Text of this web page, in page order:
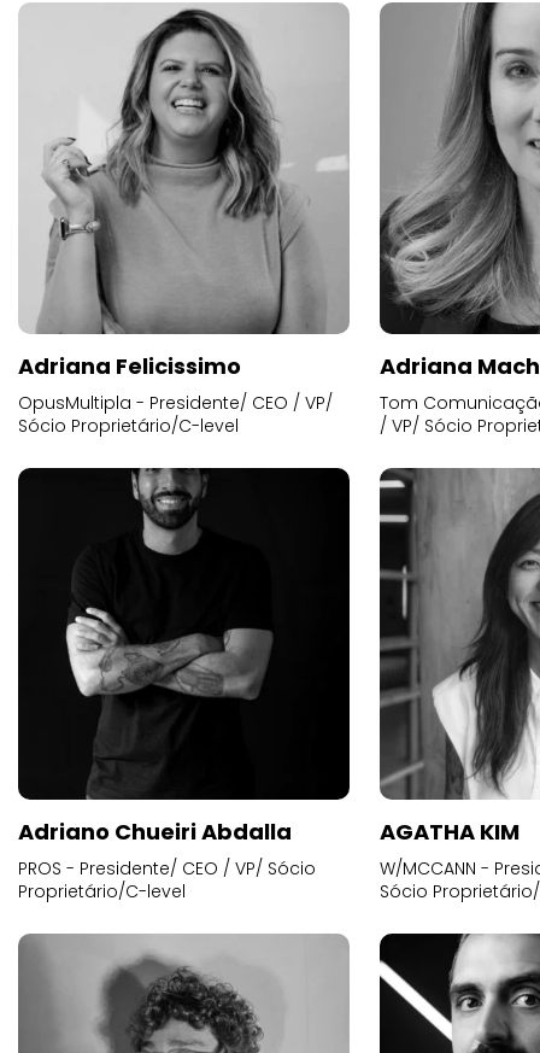
Adriana Felicissimo
OpusMultipla - Presidente/ CEO / VP/
Sócio Proprietário/C-level
Adriana
Tom
/ VP/ Sócio
Adriano Chueiri Abdalla
PROS - Presidente/ CEO / VP/ Sócio
Proprietário/C-level
AGATHA KIM
W/MCCANN -
Sócio